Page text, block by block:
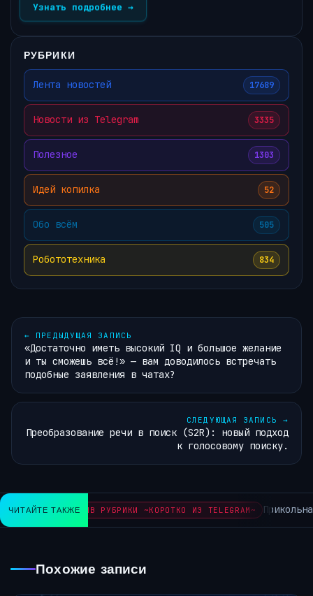
Узнать подробнее →
РУБРИКИ
Лента новостей 17689
Новости из Telegram 3335
Полезное 1303
Идей копилка 52
Обо всём 505
Робототехника 834
← ПРЕДЫДУЩАЯ ЗАПИСЬ
«Достаточно иметь высокий IQ и большое желание
и ты сможешь всё!» — вам доводилось встречать
подобные заявления в чатах?
СЛЕДУЮЩАЯ ЗАПИСЬ →
Преобразование речи в поиск (S2R): новый подход
к голосовому поиску.
ЧИТАЙТЕ ТАКЖЕ
АРХИВ РУБРИКИ ~КОРОТКО ИЗ TELEGRAM~ Прикольная
Похожие записи